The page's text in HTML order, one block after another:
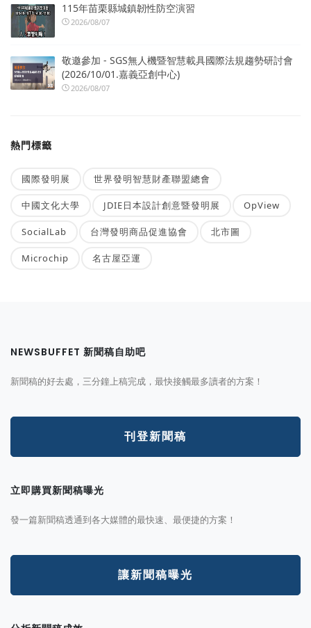
115年苗栗縣城鎮韌性防空演習
2026/08/07
敬邀參加 - SGS無人機暨智慧載具國際法規趨勢研討會
(2026/10/01.嘉義亞創中心)
2026/08/07
熱門標籤
國際發明展 世界發明智慧財產聯盟總會
中國文化大學 JDIE日本設計創意暨發明展 OpView
SocialLab 台灣發明商品促進協會 北市圖
Microchip 名古屋亞運
NEWSBUFFET 新聞稿自助吧
新聞稿的好去處，三分鐘上稿完成，最快接觸最多讀者的方案！
刊登新聞稿
立即購買新聞稿曝光
發一篇新聞稿透通到各大媒體的最快速、最便捷的方案！
讓新聞稿曝光